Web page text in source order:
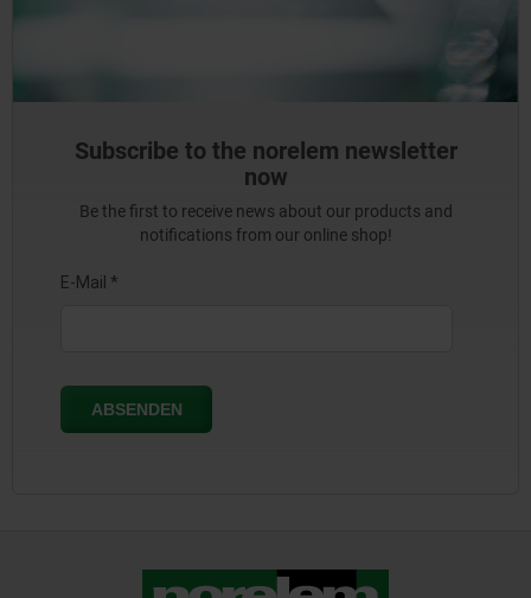
Subscribe to the norelem newsletter
now
Be the first to receive news about our products and
notifications from our online shop!